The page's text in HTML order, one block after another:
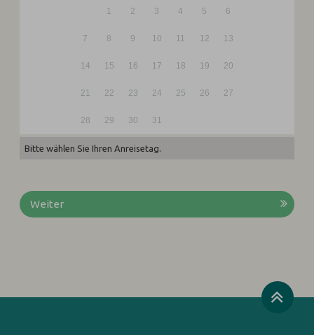
1 2 3 4 5 6
7 8 9 10 11 12 13
14 15 16 17 18 19 20
21 22 23 24 25 26 27
28 29 30 31
Bitte wählen Sie Ihren Anreisetag.
Weiter